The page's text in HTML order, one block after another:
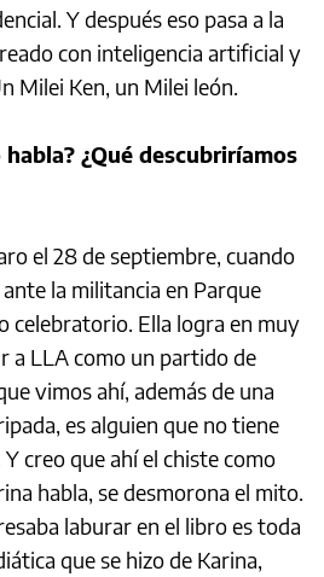
Y después eso pasa a la
con inteligencia artificial y
Milei Ken, un Milei león.
¿Qué descubriríamos
el 28 de septiembre, cuando
la militancia en Parque
celebratorio. Ella logra en muy
a LLA como un partido de
vimos ahí, además de una
es alguien que no tiene
creo que ahí el chiste como
habla, se desmorona el mito.
laburar en el libro es toda
que se hizo de Karina,